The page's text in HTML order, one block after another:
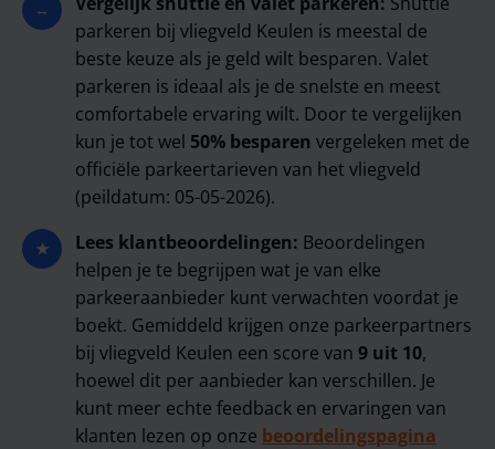
↔
parkeren bij vliegveld Keulen is meestal de
beste keuze als je geld wilt besparen. Valet
parkeren is ideaal als je de snelste en meest
comfortabele ervaring wilt. Door te vergelijken
kun je tot wel 50% besparen vergeleken met de
officiële parkeertarieven van het vliegveld
(peildatum: 05-05-2026).
★ Lees klantbeoordelingen: Beoordelingen
helpen je te begrijpen wat je van elke
parkeeraanbieder kunt verwachten voordat je
boekt. Gemiddeld krijgen onze parkeerpartners
bij vliegveld Keulen een score van 9 uit 10,
hoewel dit per aanbieder kan verschillen. Je
kunt meer echte feedback en ervaringen van
klanten lezen op onze beoordelingspagina